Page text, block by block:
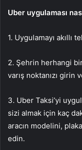
Uber uygulaması
1. Uygulamayı akıllı
2. Şehrin herhangi
varış noktanızı girin
3. Uber Taksi’yi
sizi almak için kaç
aracın modelini,
edin.